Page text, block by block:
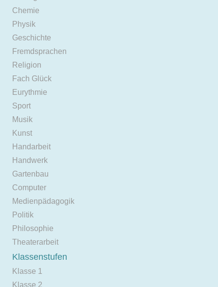
Chemie
Physik
Geschichte
Fremdsprachen
Religion
Fach Glück
Eurythmie
Sport
Musik
Kunst
Handarbeit
Handwerk
Gartenbau
Computer
Medienpädagogik
Politik
Philosophie
Theaterarbeit
Klassenstufen
Klasse 1
Klasse 2